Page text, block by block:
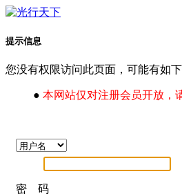
提示信息
您没有权限访问此页面，可能有如下
● 本网站仅对注册会员开放，
密 码